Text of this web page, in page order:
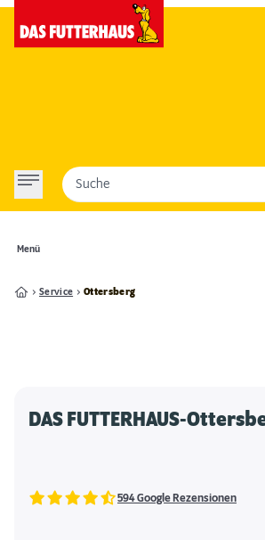
Menü
Suche
Service Ottersberg
DAS FUTTERHAUS-
594 Google Rezensionen